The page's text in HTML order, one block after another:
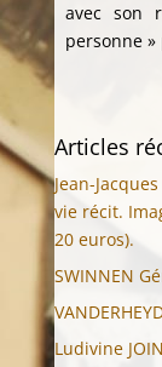
avec son
personne
Articles
Jean-
vie récit.
20 euros).
SWINNEN
Ludivine